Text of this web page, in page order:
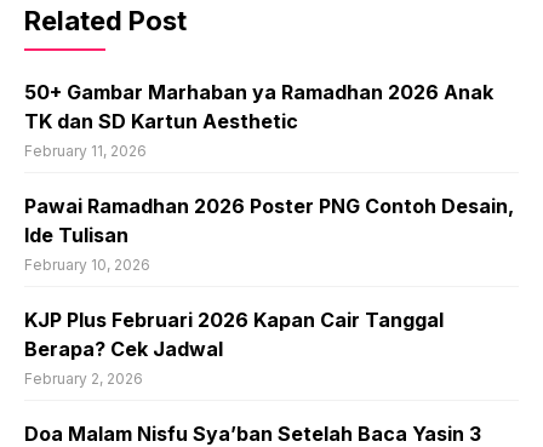
Related Post
50+ Gambar Marhaban ya Ramadhan 2026 Anak
TK dan SD Kartun Aesthetic
February 11, 2026
Pawai Ramadhan 2026 Poster PNG Contoh Desain,
Ide Tulisan
February 10, 2026
KJP Plus Februari 2026 Kapan Cair Tanggal
Berapa? Cek Jadwal
February 2, 2026
Doa Malam Nisfu Sya’ban Setelah Baca Yasin 3